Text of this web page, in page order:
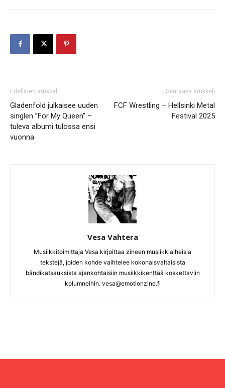
Edellinen artikkeli
Gladenfold julkaisee uuden
singlen ”For My Queen” –
tuleva albumi tulossa ensi
vuonna
Seuraava artikkeli
FCF Wrestling – Hellsinki Metal
Festival 2025
Vesa Vahtera
Musiikkitoimittaja Vesa kirjoittaa zineen musiikkiaiheisia
tekstejä, joiden kohde vaihtelee kokonaisvaltaisista
bändikatsauksista ajankohtaisiin musiikkikenttää koskettaviin
kolumneihin. vesa@emotionzine.fi